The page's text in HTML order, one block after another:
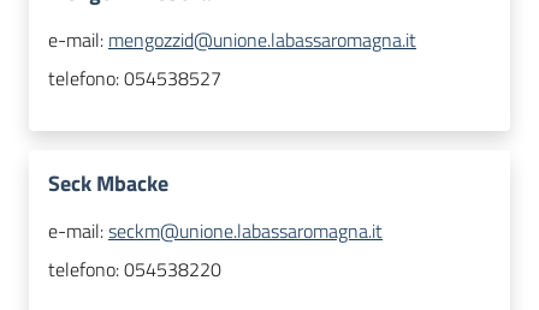
e-mail: mengozzid@unione.labassaromagna.it
telefono:054538527
Seck Mbacke
e-mail:seckm@unione.labassaromagna.it
telefono:054538220